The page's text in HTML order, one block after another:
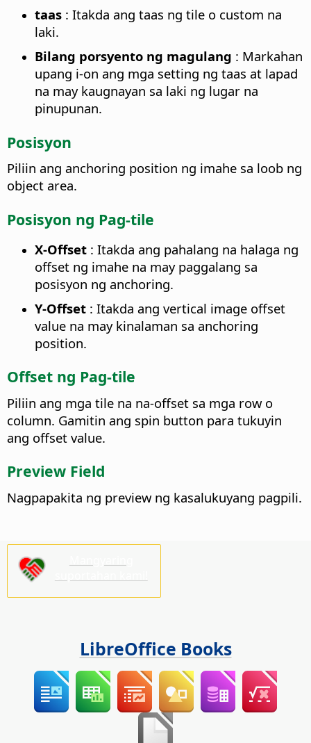
taas : Itakda ang taas ng tile o custom na
laki.
Bilang porsyento ng magulang : Markahan
upang i-on ang mga setting ng taas at lapad
na may kaugnayan sa laki ng lugar na
pinupunan.
Posisyon
Piliin ang anchoring position ng imahe sa loob ng
object area.
Posisyon ng Pag-tile
X-Offset : Itakda ang pahalang na halaga ng
offset ng imahe na may paggalang sa
posisyon ng anchoring.
Y-Offset : Itakda ang vertical image offset
value na may kinalaman sa anchoring
position.
Offset ng Pag-tile
Piliin ang mga tile na na-offset sa mga row o
column. Gamitin ang spin button para tukuyin
ang offset value.
Preview Field
Nagpapakita ng preview ng kasalukuyang pagpili.
LibreOffice Books